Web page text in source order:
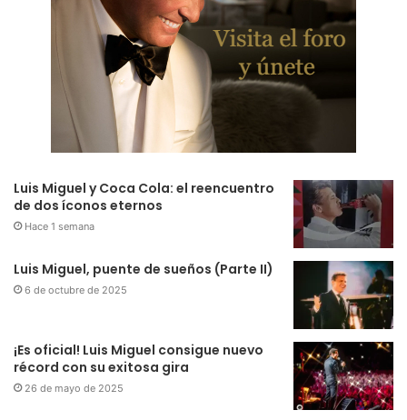
Luis Miguel y Coca Cola: el reencuentro
de dos íconos eternos
Hace 1 semana
Luis Miguel, puente de sueños (Parte II)
6 de octubre de 2025
¡Es oficial! Luis Miguel consigue nuevo
récord con su exitosa gira
26 de mayo de 2025